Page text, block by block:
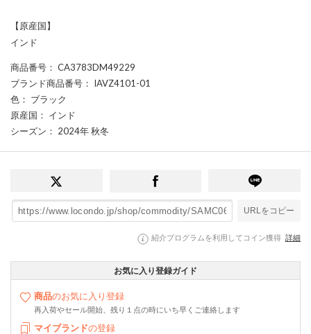
【原産国】
インド
商品番号 ： CA3783DM49229
ブランド商品番号 ： IAVZ4101-01
色 ： ブラック
原産国 ： インド
シーズン ： 2024年 秋冬
URLをコピー
紹介プログラムを利用してコイン獲得 詳細
お気に入り登録ガイド
商品のお気に入り登録
再入荷やセール開始、残り１点の時にいち早くご連絡します
マイブランドの登録